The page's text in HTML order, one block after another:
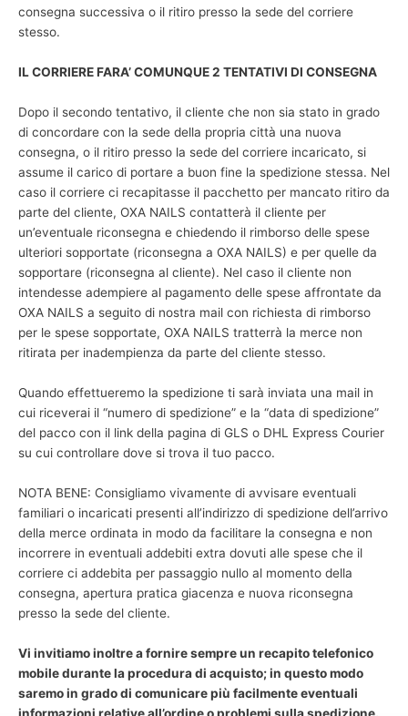
consegna successiva o il ritiro presso la sede del corriere
stesso.
IL CORRIERE FARA’ COMUNQUE 2 TENTATIVI DI CONSEGNA
Dopo il secondo tentativo, il cliente che non sia stato in grado
di concordare con la sede della propria città una nuova
consegna, o il ritiro presso la sede del corriere incaricato, si
assume il carico di portare a buon fine la spedizione stessa. Nel
caso il corriere ci recapitasse il pacchetto per mancato ritiro da
parte del cliente, OXA NAILS contatterà il cliente per
un’eventuale riconsegna e chiedendo il rimborso delle spese
ulteriori sopportate (riconsegna a OXA NAILS) e per quelle da
sopportare (riconsegna al cliente). Nel caso il cliente non
intendesse adempiere al pagamento delle spese affrontate da
OXA NAILS a seguito di nostra mail con richiesta di rimborso
per le spese sopportate, OXA NAILS tratterrà la merce non
ritirata per inadempienza da parte del cliente stesso.
Quando effettueremo la spedizione ti sarà inviata una mail in
cui riceverai il “numero di spedizione” e la “data di spedizione”
del pacco con il link della pagina di GLS o DHL Express Courier
su cui controllare dove si trova il tuo pacco.
NOTA BENE: Consigliamo vivamente di avvisare eventuali
familiari o incaricati presenti all’indirizzo di spedizione dell’arrivo
della merce ordinata in modo da facilitare la consegna e non
incorrere in eventuali addebiti extra dovuti alle spese che il
corriere ci addebita per passaggio nullo al momento della
consegna, apertura pratica giacenza e nuova riconsegna
presso la sede del cliente.
Vi invitiamo inoltre a fornire sempre un recapito telefonico
mobile durante la procedura di acquisto; in questo modo
saremo in grado di comunicare più facilmente eventuali
informazioni relative all’ordine o problemi sulla spedizione.